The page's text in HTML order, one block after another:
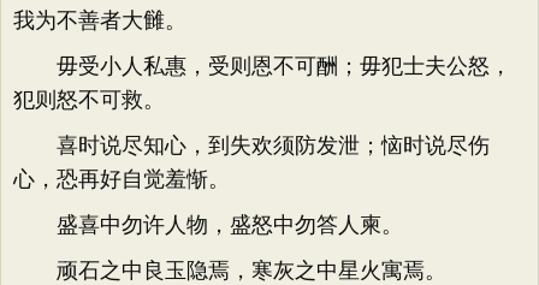
我为不善者大雠。
毋受小人私惠，受则恩不可酬；毋犯士夫公怒，
犯则怒不可救。
喜时说尽知心，到失欢须防发泄；恼时说尽伤
心，恐再好自觉羞惭。
盛喜中勿许人物，盛怒中勿答人柬。
顽石之中良玉隐焉，寒灰之中星火寓焉。